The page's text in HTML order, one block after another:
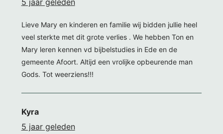
5 jaar geleden
Lieve Mary en kinderen en familie wij bidden jullie heel
veel sterkte met dit grote verlies . We hebben Ton en
Mary leren kennen vd bijbelstudies in Ede en de
gemeente Afoort. Altijd een vrolijke opbeurende man
Gods. Tot weerziens!!!
Kyra
5 jaar geleden